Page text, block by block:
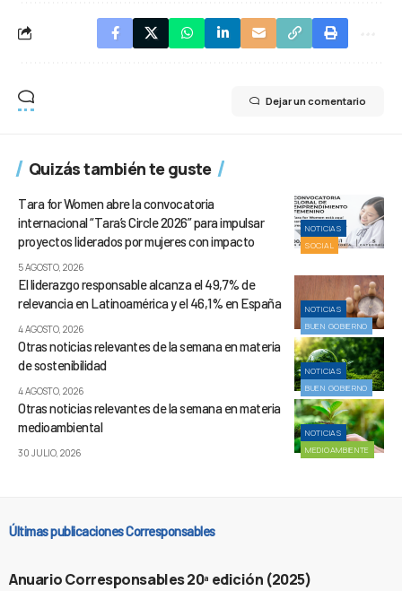
Dejar un comentario
Quizás también te guste
NOTICIAS
SOCIAL
Tara for Women abre la convocatoria
internacional “Tara’s Circle 2026” para impulsar
proyectos liderados por mujeres con impacto
5 AGOSTO, 2026
NOTICIAS
BUEN GOBIERNO
El liderazgo responsable alcanza el 49,7% de
relevancia en Latinoamérica y el 46,1% en España
4 AGOSTO, 2026
NOTICIAS
BUEN GOBIERNO
Otras noticias relevantes de la semana en materia
de sostenibilidad
4 AGOSTO, 2026
NOTICIAS
MEDIOAMBIENTE
Otras noticias relevantes de la semana en materia
medioambiental
30 JULIO, 2026
Últimas publicaciones Corresponsables
Anuario Corresponsables 20ª edición (2025)